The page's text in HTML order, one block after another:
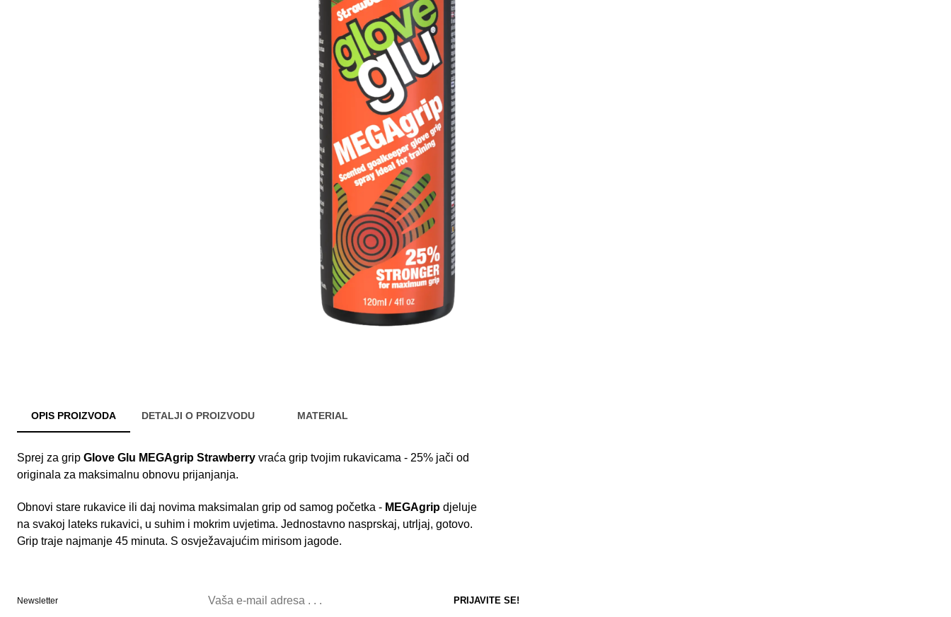
OPIS PROIZVODA DETALJI O PROIZVODU MATERIAL
Sprej za grip Glove Glu MEGAgrip Strawberry vraća grip tvojim rukavicama - 25% jači od
originala za maksimalnu obnovu prijanjanja.
Obnovi stare rukavice ili daj novima maksimalan grip od samog početka - MEGAgrip djeluje
na svakoj lateks rukavici, u suhim i mokrim uvjetima. Jednostavno nasprskaj, utrljaj, gotovo.
Grip traje najmanje 45 minuta. S osvježavajućim mirisom jagode.
Newsletter